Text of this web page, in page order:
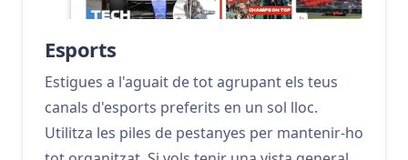
Esports
Estigues a l'aguait de tot agrupant els teus
canals d'esports preferits en un sol lloc.
Utilitza les piles de pestanyes per mantenir-ho